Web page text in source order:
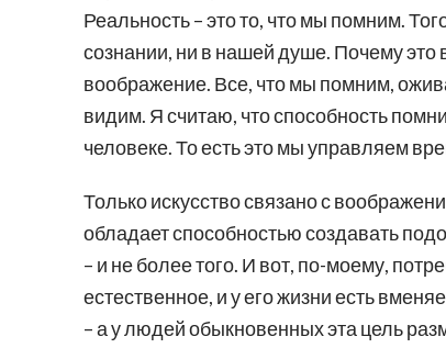
Реальность – это то, что мы помним.
сознании, ни в нашей душе. Почему
воображение. Все, что мы помним,
видим. Я считаю, что способность
человеке. То есть это мы управляем
Только искусство связано с
обладает способностью создавать
– и не более того. И вот, по-моему,
естественное, и у его жизни есть
– а у людей обыкновенных эта цель